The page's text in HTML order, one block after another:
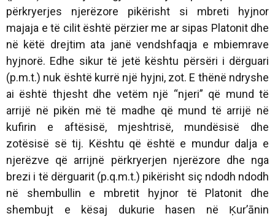
përkryerjes njerëzore pikërisht si mbreti hyjnor
majaja e të cilit është përzier me ar sipas Platonit dhe
në këtë drejtim ata janë vendshfaqja e mbiemrave
hyjnorë. Edhe sikur të jetë kështu përsëri i dërguari
(p.m.t.) nuk është kurrë një hyjni, zot. E thënë ndryshe
ai është thjesht dhe vetëm një “njeri” që mund të
arrijë në pikën më të madhe që mund të arrijë në
kufirin e aftësisë, mjeshtrisë, mundësisë dhe
zotësisë së tij. Kështu që është e mundur dalja e
njerëzve që arrijnë përkryerjen njerëzore dhe nga
brezi i të dërguarit (p.q.m.t.) pikërisht siç ndodh ndodh
në shembullin e mbretit hyjnor të Platonit dhe
shembujt e kësaj dukurie hasen në Ḳur’ānin